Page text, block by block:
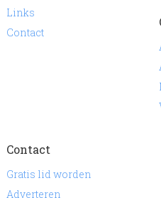
Links
Contact
Contact
Gratis lid worden
Adverteren